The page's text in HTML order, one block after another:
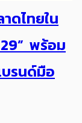
ดไทยใน
พร้อม
บรนด์มือ